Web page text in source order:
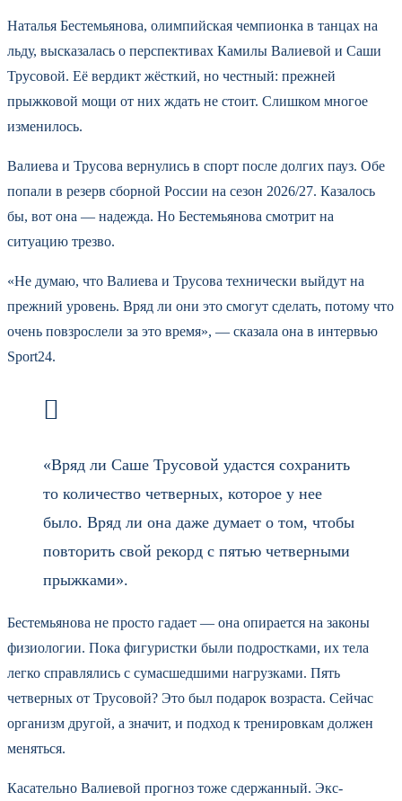
Наталья Бестемьянова, олимпийская чемпионка в танцах на
льду, высказалась о перспективах Камилы Валиевой и Саши
Трусовой. Её вердикт жёсткий, но честный: прежней
прыжковой мощи от них ждать не стоит. Слишком многое
изменилось.
Валиева и Трусова вернулись в спорт после долгих пауз. Обе
попали в резерв сборной России на сезон 2026/27. Казалось
бы, вот она — надежда. Но Бестемьянова смотрит на
ситуацию трезво.
«Не думаю, что Валиева и Трусова технически выйдут на
прежний уровень. Вряд ли они это смогут сделать, потому что
очень повзрослели за это время», — сказала она в интервью
Sport24.
«Вряд ли Саше Трусовой удастся сохранить
то количество четверных, которое у нее
было. Вряд ли она даже думает о том, чтобы
повторить свой рекорд с пятью четверными
прыжками».
Бестемьянова не просто гадает — она опирается на законы
физиологии. Пока фигуристки были подростками, их тела
легко справлялись с сумасшедшими нагрузками. Пять
четверных от Трусовой? Это был подарок возраста. Сейчас
организм другой, а значит, и подход к тренировкам должен
меняться.
Касательно Валиевой прогноз тоже сдержанный. Экс-